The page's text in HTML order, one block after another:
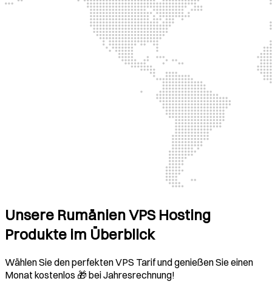
Unsere Rumänien VPS Hosting
Produkte im Überblick
Wählen Sie den perfekten VPS Tarif und genießen Sie einen
Monat kostenlos 🎁 bei Jahresrechnung!